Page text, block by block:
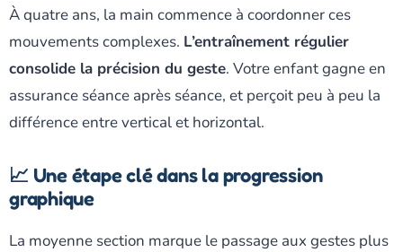
À quatre ans, la main commence à coordonner ces
mouvements complexes. L’entraînement régulier
consolide la précision du geste. Votre enfant gagne en
assurance séance après séance, et perçoit peu à peu la
différence entre vertical et horizontal.
📈 Une étape clé dans la progression
graphique
La moyenne section marque le passage aux gestes plus